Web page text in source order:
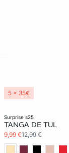
surprise s25
TANGA DE TUL
9,99 €12,99 €
5 x 35€